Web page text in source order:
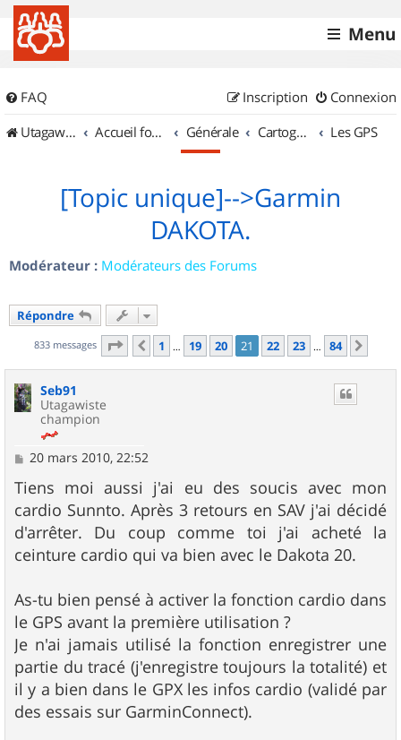
Menu
FAQ Connexion
Inscription
UtagawaVTT (Randos VTT et VTTAE avec traces GPS)
Accueil forum Générale Cartographie et GPS Les GPS
[Topic unique]-->Garmin
DAKOTA.
Modérateur : Modérateurs des Forums
Répondre
833 messages Page 21 sur84
Précédent
1 … 19 20 21 22 23 … 84
Seb91
Utagawiste
champion
M
s
s
a
g
e
20 mars 2010, 22:52
Tiens moi aussi j'ai eu des soucis avec mon
cardio Sunnto. Après 3 retours en SAV j'ai décidé
d'arrêter. Du coup comme toi j'ai acheté la
ceinture cardio qui va bien avec le Dakota 20.
As-tu bien pensé à activer la fonction cardio dans
le GPS avant la première utilisation ?
Je n'ai jamais utilisé la fonction enregistrer une
partie du tracé (j'enregistre toujours la totalité) et
il y a bien dans le GPX les infos cardio (validé par
des essais sur GarminConnect).